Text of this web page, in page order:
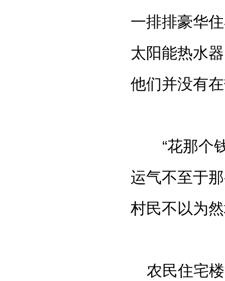
一排排豪华
太阳能热水
他们并没有
“花那个
运气不至于
村民不以为
农民住宅